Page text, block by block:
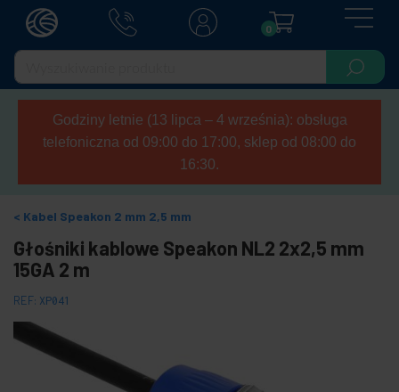
0
Godziny letnie (13 lipca – 4 września): obsługa
telefoniczna od 09:00 do 17:00, sklep od 08:00 do
16:30.
Kabel Speakon 2 mm 2,5 mm
Głośniki kablowe Speakon NL2 2x2,5 mm
15GA 2 m
REF: XP041